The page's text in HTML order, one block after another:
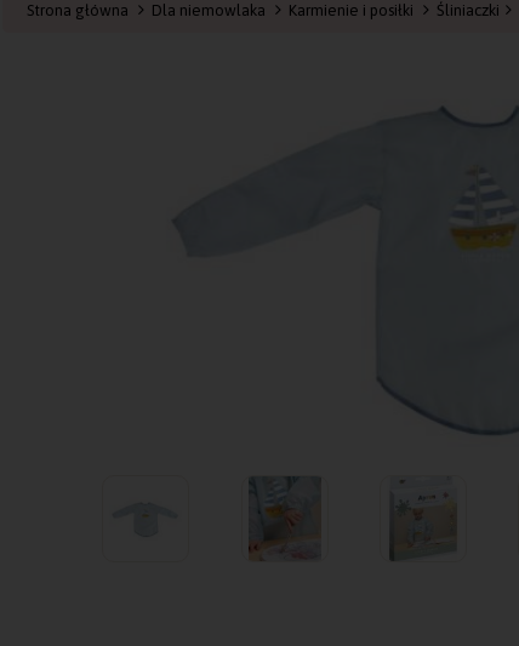
Strona główna Dla niemowlaka Karmienie i posiłki Śliniaczki